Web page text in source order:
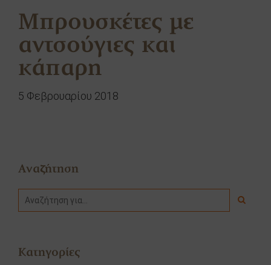
Μπρουσκέτες με
αντσούγιες και
κάπαρη
5 Φεβρουαρίου 2018
Αναζήτηση
Κατηγορίες